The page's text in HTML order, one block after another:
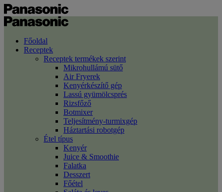
Főoldal
Receptek
Receptek termékek szerint
Mikrohullámú sütő
Air Fryerek
Kenyérkészítő gép
Lassú gyümölcsprés
Rizsfőző
Botmixer
Teljesítmény-turmixgép
Háztartási robotgép
Étel típus
Kenyér
Juice & Smoothie
Falatka
Desszert
Főétel